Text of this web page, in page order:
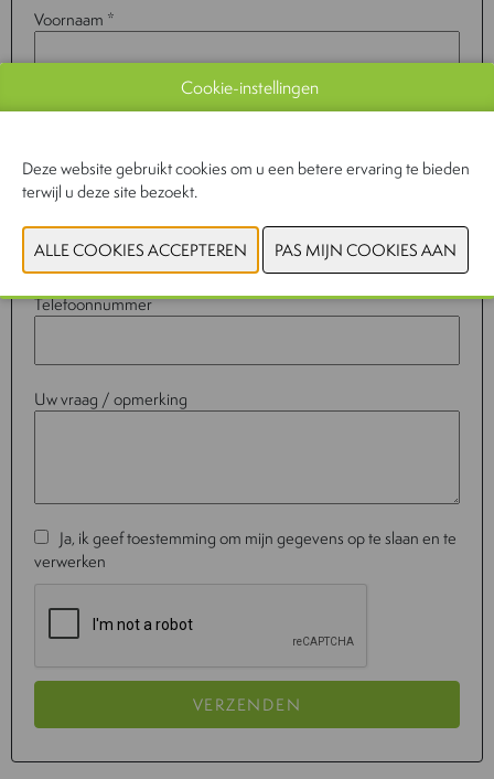
Voornaam *
Bedrijf
E-mail adres *
Telefoonnummer
Uw vraag / opmerking
Ja, ik geef toestemming om mijn gegevens op te slaan en te
verwerken
VERZENDEN
Cookie-instellingen
Deze website gebruikt cookies om u een betere ervaring te bieden
terwijl u deze site bezoekt.